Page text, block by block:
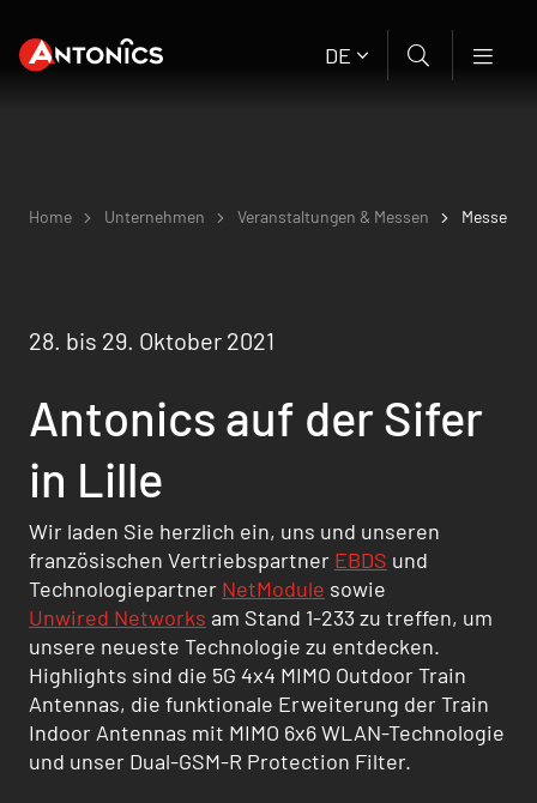
DE
Home Unternehmen Veranstaltungen & Messen Messe
28. bis 29. Oktober 2021
Antonics auf der Sifer
in Lille
Wir laden Sie herzlich ein, uns und unseren
französischen Vertriebspartner EBDS und
Technologiepartner NetModule sowie
Unwired Networks am Stand 1-233 zu treffen, um
unsere neueste Technologie zu entdecken.
Highlights sind die 5G 4x4 MIMO Outdoor Train
Antennas, die funktionale Erweiterung der Train
Indoor Antennas mit MIMO 6x6 WLAN-Technologie
und unser Dual-GSM-R Protection Filter.